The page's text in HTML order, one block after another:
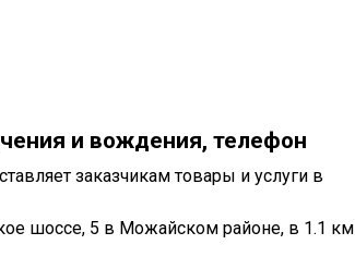
и вождения, телефон
заказчикам товары и услуги в
шоссе, 5 в Можайском районе, в 1.1 км